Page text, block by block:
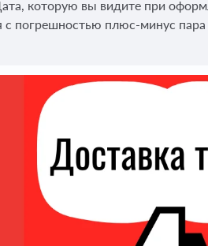
которую вы видите при
с погрешностью плюс-минус